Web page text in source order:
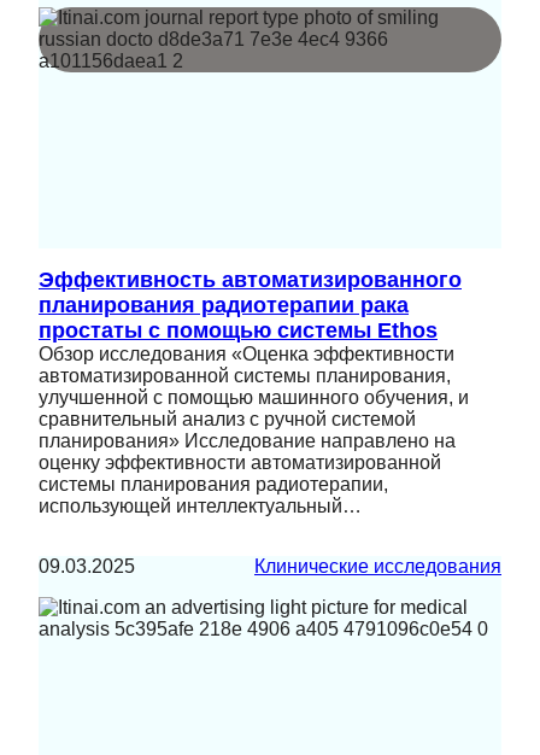
Эффективность автоматизированного
планирования радиотерапии рака
простаты с помощью системы Ethos
Обзор исследования «Оценка эффективности
автоматизированной системы планирования,
улучшенной с помощью машинного обучения, и
сравнительный анализ с ручной системой
планирования» Исследование направлено на
оценку эффективности автоматизированной
системы планирования радиотерапии,
использующей интеллектуальный…
09.03.2025 Клинические исследования